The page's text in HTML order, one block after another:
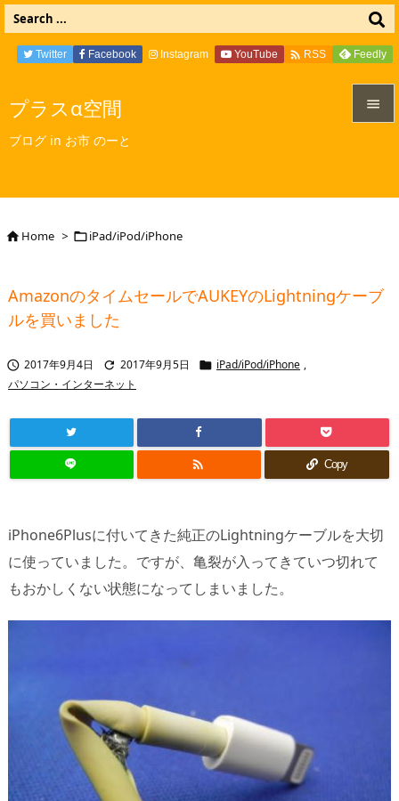
プラスα空間
ブログ in お市 のーと

次へ
Twitter Facebook Instagram YouTube  RSS Feedly
Home > iPad/iPod/iPhone
AmazonのタイムセールでAUKEYのLightningケーブ
ルを買いました
 2017年9月4日  2017年9月5日  iPad/iPod/iPhone ,
パソコン・インターネット
 Copy
iPhone6Plusに付いてきた純正のLightningケーブルを大切
に使っていました。ですが、亀裂が入ってきていつ切れて
もおかしくない状態になってしまいました。